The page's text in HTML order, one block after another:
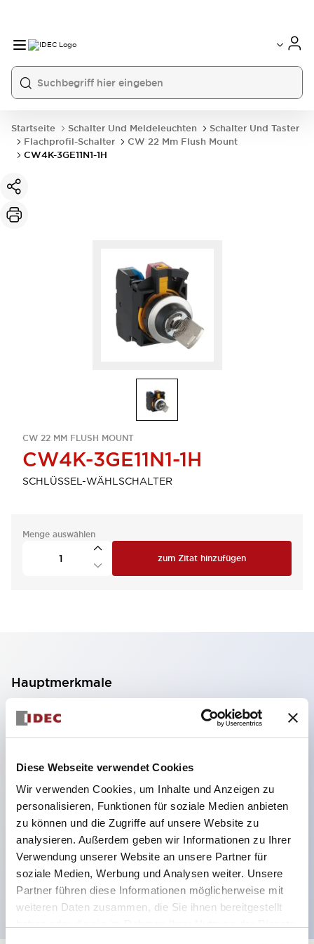
Diese Webseite verwendet Cookies
Wir verwenden Cookies, um Inhalte und Anzeigen zu
personalisieren, Funktionen für soziale Medien anbieten
zu können und die Zugriffe auf unsere Website zu
analysieren. Außerdem geben wir Informationen zu Ihrer
Verwendung unserer Website an unsere Partner für
soziale Medien, Werbung und Analysen weiter. Unsere
Partner führen diese Informationen möglicherweise mit
weiteren Daten zusammen, die Sie ihnen bereitgestellt
Startseite Schalter Und Meldeleuchten
Schalter Und Taster
Flachprofil-Schalter
CW 22 Mm Flush Mount
CW4K-3GE11N1-1H
CW 22 MM FLUSH MOUNT
CW4K-3GE11N1-1H
SCHLÜSSEL-WÄHLSCHALTER
Menge auswählen
zum Zitat hinzufügen
Hauptmerkmale
2-Kontakt-Block mit 2 Stufen, ermöglicht eine 4-
Kontakt-Konfiguration (Gewährleistung der
Isolierung zwischen den 2 Kontakten).
59,9 mm (※ 22-stufiger Kontaktblock).
Platzsparendes Design möglich.
Sicherheitsstruktur der 3. Generation: 2-Aktions-
Freisetzung, integrierter Schutz, IP20-
Fingerschutzstruktur